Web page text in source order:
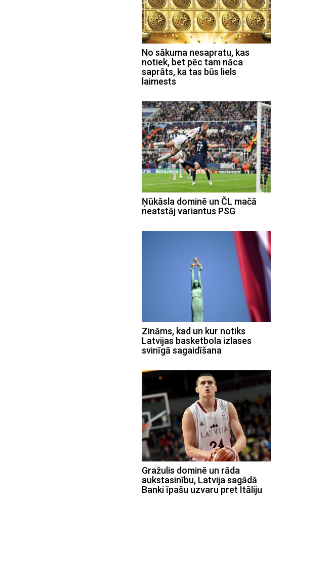
No sākuma nesapratu, kas
notiek, bet pēc tam nāca
saprāts, ka tas būs liels
laimests
Ņūkāsla dominē un ČL mačā
neatstāj variantus PSG
Zināms, kad un kur notiks
Latvijas basketbola izlases
svinīgā sagaidīšana
Gražulis dominē un rāda
aukstasinību, Latvija sagādā
Banki īpašu uzvaru pret Itāliju